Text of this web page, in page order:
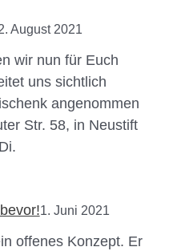
August 2021
wir nun für Euch
uns sichtlich
angenommen
Str. 58, in Neustift
1. Juni 2021
offenes Konzept. Er